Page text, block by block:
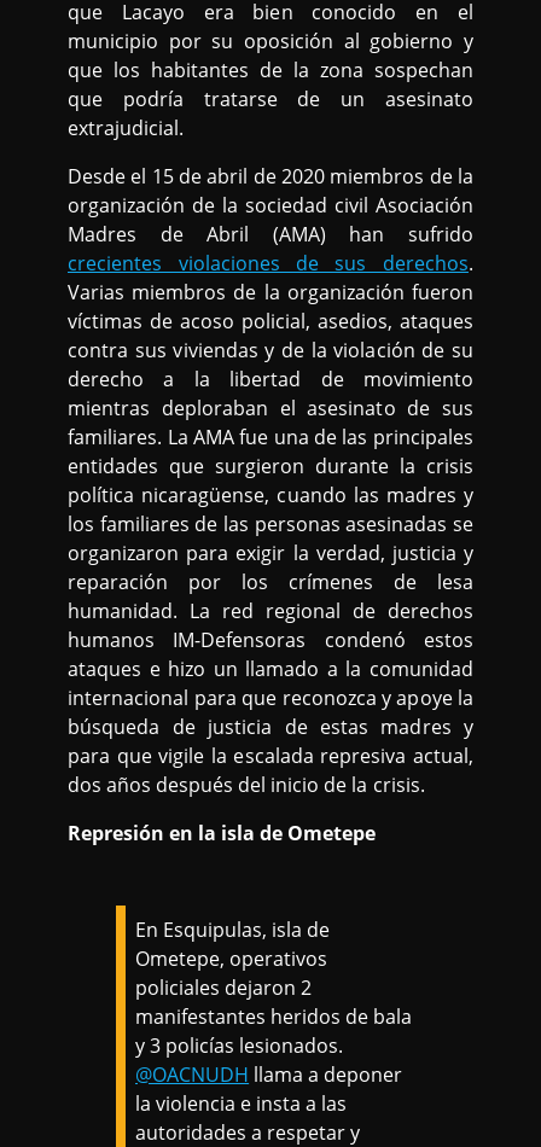
que Lacayo era bien conocido en el
municipio por su oposición al gobierno y
que los habitantes de la zona sospechan
que podría tratarse de un asesinato
extrajudicial.
Desde el 15 de abril de 2020 miembros de la
organización de la sociedad civil Asociación
Madres de Abril (AMA) han sufrido
crecientes violaciones de sus derechos.
Varias miembros de la organización fueron
víctimas de acoso policial, asedios, ataques
contra sus viviendas y de la violación de su
derecho a la libertad de movimiento
mientras deploraban el asesinato de sus
familiares. La AMA fue una de las principales
entidades que surgieron durante la crisis
política nicaragüense, cuando las madres y
los familiares de las personas asesinadas se
organizaron para exigir la verdad, justicia y
reparación por los crímenes de lesa
humanidad. La red regional de derechos
humanos IM-Defensoras condenó estos
ataques e hizo un llamado a la comunidad
internacional para que reconozca y apoye la
búsqueda de justicia de estas madres y
para que vigile la escalada represiva actual,
dos años después del inicio de la crisis.
Represión en la isla de Ometepe
En Esquipulas, isla de
Ometepe, operativos
policiales dejaron 2
manifestantes heridos de bala
y 3 policías lesionados.
@OACNUDH llama a deponer
la violencia e insta a las
autoridades a respetar y